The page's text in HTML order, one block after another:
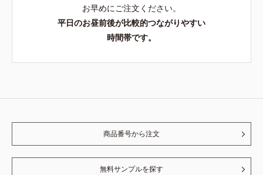
お早めにご注文ください。
平日のお昼前後が比較的つながりやすい
時間帯です。
商品番号から注文
無料サンプルを探す